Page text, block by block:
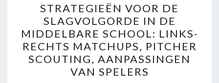
VOOR
DE
SLAGVOLGORDE
IN
DE
MIDDELBARE
STRATEGIEËN VOOR DE
SLAGVOLGORDE IN DE
MIDDELBARE SCHOOL: LINKS-
RECHTS MATCHUPS, PITCHER
SCOUTING, AANPASSINGEN
VAN SPELERS